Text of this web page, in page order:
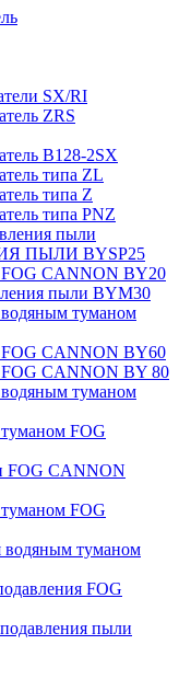
SX/RI
ZRS
B128-2SX
типа ZL
типа Z
типа PNZ
пыли
ПЫЛИ BYSP25
CANNON BY20
пыли BYM30
туманом
CANNON BY60
CANNON BY 80
туманом
FOG
FOG CANNON
FOG
водяным туманом
FOG
пыли